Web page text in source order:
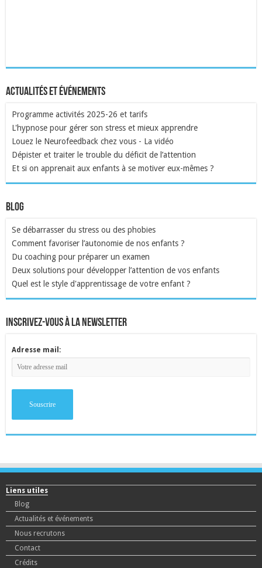
Actualités et événements
Programme activités 2025-26 et tarifs
L'hypnose pour gérer son stress et mieux apprendre
Louez le Neurofeedback chez vous - La vidéo
Dépister et traiter le trouble du déficit de l’attention
Et si on apprenait aux enfants à se motiver eux-mêmes ?
Blog
Se débarrasser du stress ou des phobies
Comment favoriser l’autonomie de nos enfants ?
Du coaching pour préparer un examen
Deux solutions pour développer l’attention de vos enfants
Quel est le style d'apprentissage de votre enfant ?
inscrivez-vous à la newsletter
Adresse mail:
Liens utiles
Blog
Actualités et événements
Nous recrutons
Contact
Crédits